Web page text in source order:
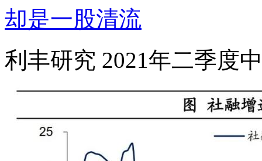
利丰研究 2021年二季度